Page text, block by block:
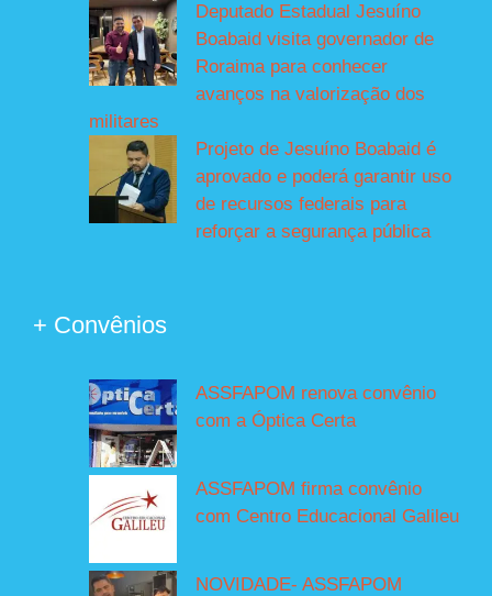
Deputado Estadual Jesuíno
Boabaid visita governador de
Roraima para conhecer
avanços na valorização dos
militares
Projeto de Jesuíno Boabaid é
aprovado e poderá garantir uso
de recursos federais para
reforçar a segurança pública
+ Convênios
ASSFAPOM renova convênio
com a Óptica Certa
ASSFAPOM firma convênio
com Centro Educacional Galileu
NOVIDADE- ASSFAPOM